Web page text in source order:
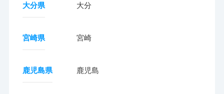
大分県 大分
宮崎県 宮崎
鹿児島県 鹿児島